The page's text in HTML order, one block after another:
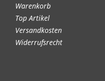
Warenkorb
Top Artikel
Versandkosten
Widerrufsrecht